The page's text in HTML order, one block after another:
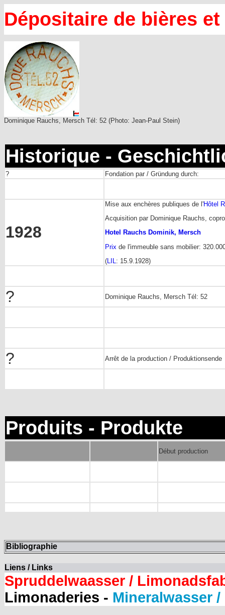
Dépositaire de bières
Dominique Rauchs, Mersch Tél: 52 (Photo: Jean-Paul Stein)
Historique -
? Fondation par / Gründung durch:
1928
Mise aux enchères publiques de l'Hôtel
Acquisition par Dominique Rauchs,
Hotel Rauchs Dominik, Mersch
Prix de l'immeuble sans mobilier:
(
: 15.9.1928)
? Dominique Rauchs, Mersch Tél: 52
? Arrêt de la production / Produktionsende
Produits - Produkte
Début production
Bibliographie
Liens / Links
Spruddelwaasser /
Limonaderies - Mineralwasser